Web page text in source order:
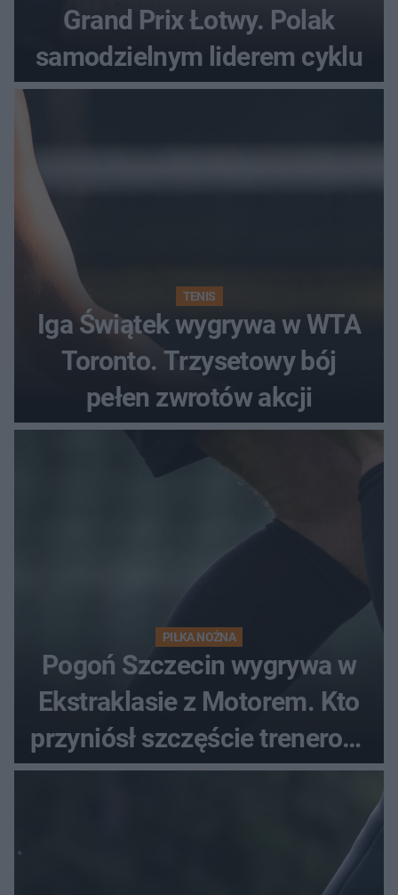
Grand Prix Łotwy. Polak
samodzielnym liderem cyklu
TENIS
Iga Świątek wygrywa w WTA
Toronto. Trzysetowy bój
pełen zwrotów akcji
PIŁKA NOŻNA
Pogoń Szczecin wygrywa w
Ekstraklasie z Motorem. Kto
przyniósł szczęście trenerowi
gospodarzy?